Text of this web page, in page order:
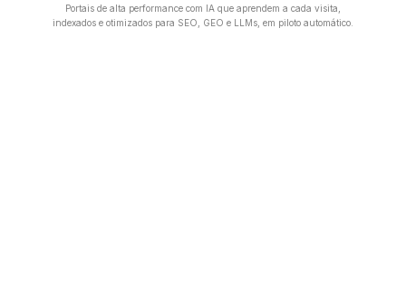
Portais de alta performance com IA que aprendem a cada visita,
indexados e otimizados para SEO, GEO e LLMs, em piloto automático.